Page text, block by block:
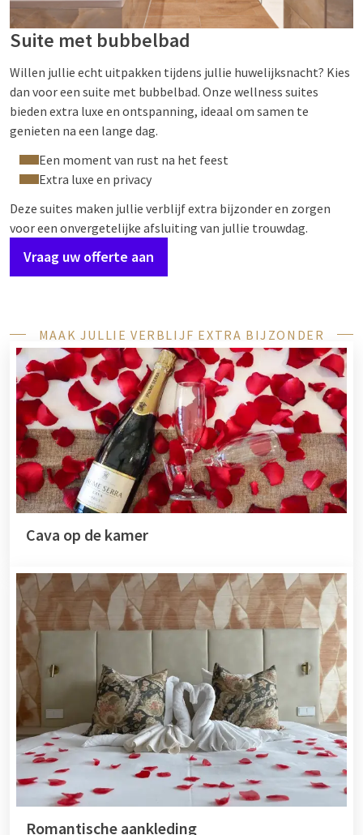
Suite met bubbelbad
Willen jullie echt uitpakken tijdens jullie huwelijksnacht? Kies
dan voor een suite met bubbelbad. Onze wellness suites
bieden extra luxe en ontspanning, ideaal om samen te
genieten na een lange dag.
Een moment van rust na het feest
Extra luxe en privacy
Deze suites maken jullie verblijf extra bijzonder en zorgen
voor een onvergetelijke afsluiting van jullie trouwdag.
Vraag uw offerte aan
MAAK JULLIE VERBLIJF EXTRA BIJZONDER
Cava op de kamer
Romantische aankleding